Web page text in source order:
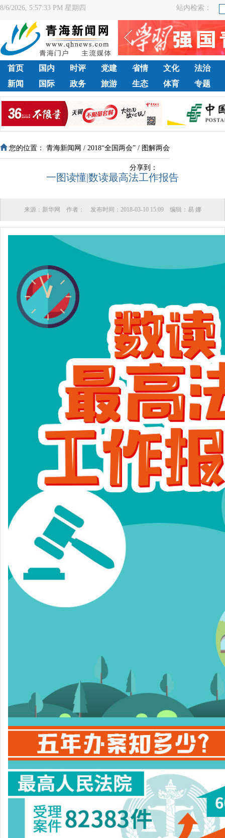
8/6/2026, 5:57:34 PM 星期四 站内检索：
首页 国内 时评 党建 省情 文化
法治
新闻
国际 政务 旅游 生态 体育 专题
您的位置： 青海新闻网 / 2018“全国两会” / 图解两会
分享到：
一图读懂|数读最高法工作报告
来源： 新华网 作者： 发布时间： 2018-03-10 15:09编辑： 易 娜